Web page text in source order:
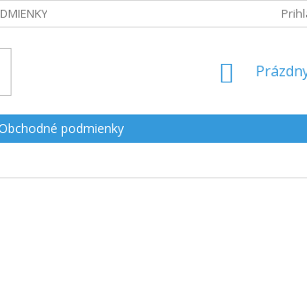
podmienky